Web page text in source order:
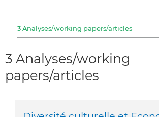
3 Analyses/working papers/articles
3 Analyses/working
papers/articles